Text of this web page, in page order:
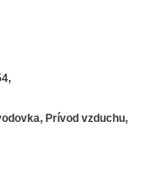
, Prívod vzduchu,